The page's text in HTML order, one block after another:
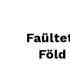
Föld